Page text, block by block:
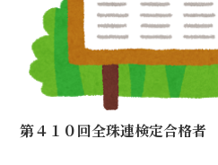
第４１０回全珠連検定合格者